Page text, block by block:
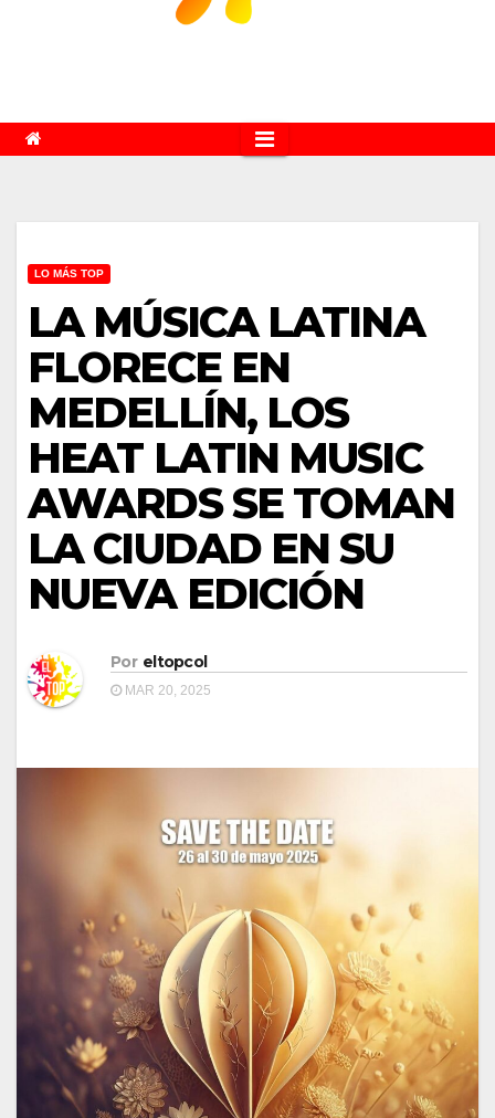
LO MÁS TOP
LA MÚSICA LATINA
FLORECE EN
MEDELLÍN, LOS
HEAT LATIN MUSIC
AWARDS SE TOMAN
LA CIUDAD EN SU
NUEVA EDICIÓN
Por eltopcol
MAR 20, 2025